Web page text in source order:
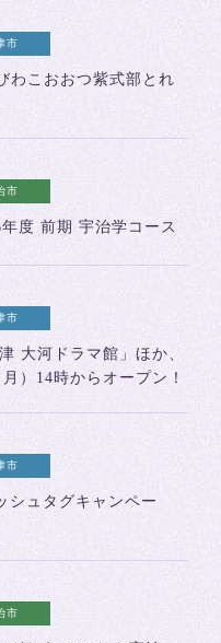
市
わこおおつ紫式部とれ
市
度 前期 宇治学コース
市
大河ドラマ館」ほか、
）14時からオープン！
市
シュタグキャンペー
市